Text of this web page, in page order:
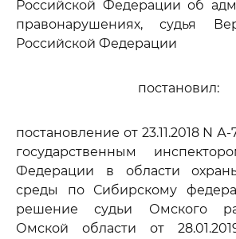
Российской Федерации об
правонарушениях, судья
Российской Федерации
постановил:
постановление от 23.11.2018 N
государственным
Федерации в области
среды по Сибирскому
решение судьи Омского
Омской области от